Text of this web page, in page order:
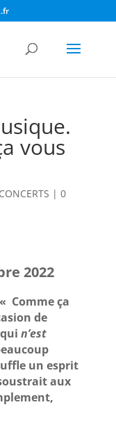
vous
CONCERTS | 0
2022
Comme ça
de
n’est
un esprit
aux